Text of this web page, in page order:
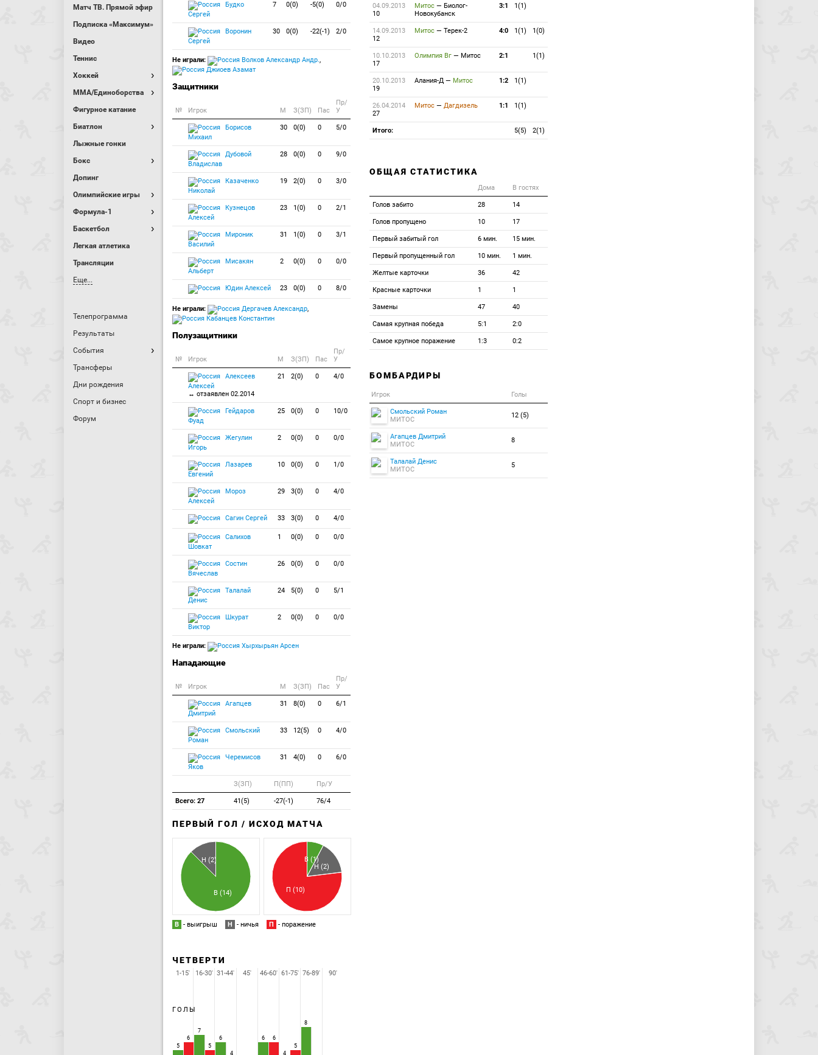
Матч ТВ. Прямой эфир
Подписка «Максимум»
Видео
Теннис
Хоккей
MMA/Единоборства
Фигурное катание
Биатлон
Лыжные гонки
Бокс
Допинг
Олимпийские игры
Формула-1
Баскетбол
Легкая атлетика
Трансляции
Еще...
Телепрограмма
Результаты
События
Трансферы
Дни рождения
Спорт и бизнес
Форум
Будко
Сергей
7 0(0) -5(0) 0/0
Воронин
Сергей
30 0(0) -22(-1) 2/0
Не играли: Волков Александр Андр.,
Джиоев Азамат
Защитники
№ Игрок M З(ЗП) Пас
Пр/
У
Борисов
Михаил
30 0(0) 0 5/0
Дубовой
Владислав
28 0(0) 0 9/0
Казаченко
Николай
19 2(0) 0 3/0
Кузнецов
Алексей
23 1(0) 0 2/1
Мироник
Василий
31 1(0) 0 3/1
Мисакян
Альберт
2 0(0) 0 0/0
Юдин Алексей 23 0(0) 0 8/0
Не играли: Дергачев Александр,
Кабанцев Константин
Полузащитники
№ Игрок M З(ЗП) Пас
Пр/
У
Алексеев
Алексей
↔ отзаявлен 02.2014
21 2(0) 0 4/0
Гейдаров
Фуад
25 0(0) 0 10/0
Жегулин
Игорь
2 0(0) 0 0/0
Лазарев
Евгений
10 0(0) 0 1/0
Мороз
Алексей
29 3(0) 0 4/0
Сагин Сергей 33 3(0) 0 4/0
Салихов
Шовкат
1 0(0) 0 0/0
Состин
Вячеслав
26 0(0) 0 0/0
Талалай
Денис
24 5(0) 0 5/1
Шкурат
Виктор
2 0(0) 0 0/0
Не играли: Хырхырьян Арсен
Нападающие
№ Игрок M З(ЗП) Пас
Пр/
У
Агапцев
Дмитрий
31 8(0) 0 6/1
Смольский
Роман
33 12(5) 0 4/0
Черемисов
Яков
31 4(0) 0 6/0
З(ЗП) П(ПП) Пр/У
Всего: 27 41(5) -27(-1) 76/4
ПЕРВЫЙ ГОЛ / ИСХОД МАТЧА
В (14)
Н (2)
В (1)
Н (2)
П (10)
В - выигрыш Н - ничья П - поражение
ЧЕТВЕРТИ
ГОЛЫ
5
6
7
5
6
4
6 6
4
5
8
1-15' 16-30' 31-44' 45' 46-60' 61-75' 76-89' 90'
04.09.2013
10
Митос — Биолог-
Новокубанск
3:1 1(1)
14.09.2013
12
Митос — Терек-2 4:0 1(1) 1(0)
10.10.2013
17
Олимпия Вг — Митос 2:1 1(1)
20.10.2013
19
Алания-Д — Митос 1:2 1(1)
26.04.2014
27
Митос — Дагдизель 1:1 1(1)
Итого: 5(5) 2(1)
ОБЩАЯ СТАТИСТИКА
Дома В гостях
Голов забито 28 14
Голов пропущено 10 17
Первый забитый гол 6 мин. 15 мин.
Первый пропущенный гол 10 мин. 1 мин.
Желтые карточки 36 42
Красные карточки 1 1
Замены 47 40
Самая крупная победа 5:1 2:0
Самое крупное поражение 1:3 0:2
БОМБАРДИРЫ
Игрок Голы
Смольский Роман
МИТОС
12 (5)
Агапцев Дмитрий
МИТОС
8
Талалай Денис
МИТОС
5